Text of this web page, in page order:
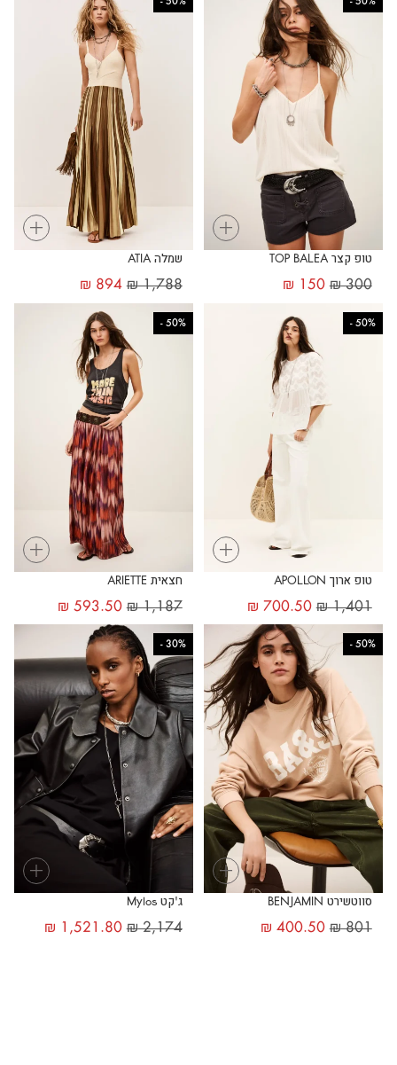
+
טופ קצר TOP BALEA
₪300
₪ 150
+
שמלה ATIA
₪1,788
₪ 894
+
50%
-
טופ ארוך APOLLON
₪1,401
₪ 700.50
+
50%
-
חצאית ARIETTE
₪1,187
₪ 593.50
+
50%
-
סווטשירט BENJAMIN
₪801
₪ 400.50
+
30%
-
ג'קט Mylos
₪2,174
₪ 1,521.80